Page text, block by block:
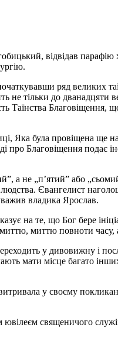
відвідав
ряд великих
тільки до дванадцяти
Благовіщення,
Яка була провіщена ще
Благовіщення подає
а не „п’ятий” або
Євангелист
владика Ярослав.
на те, що Бог бере
миттю повноти
у дивовижну і
мати місце багато
у своєму
священичого